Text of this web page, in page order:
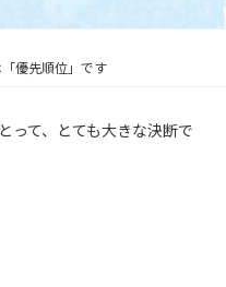
優先順位」です
って、とても大きな決断で